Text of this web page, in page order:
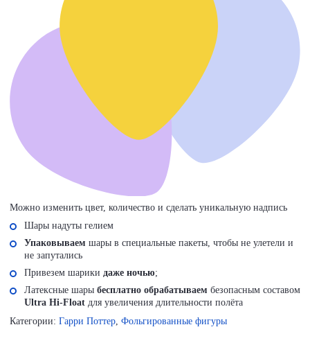
Можно изменить цвет, количество и сделать уникальную надпись
Шары надуты гелием
Упаковываем шары в специальные пакеты, чтобы не улетели и
не запутались
Привезем шарики даже ночью;
Латексные шары бесплатно обрабатываем безопасным составом
Ultra Hi-Float для увеличения длительности полёта
Категории: Гарри Поттер Фольгированные фигуры